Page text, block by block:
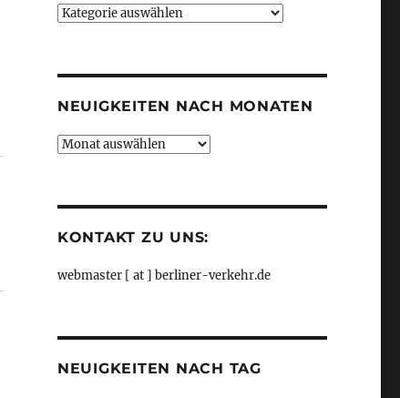
Neuigkeiten
NEUIGKEITEN NACH MONATEN
Neuigkeiten
KONTAKT ZU UNS:
webmaster [ at ] berliner-verkehr.de
NEUIGKEITEN NACH TAG